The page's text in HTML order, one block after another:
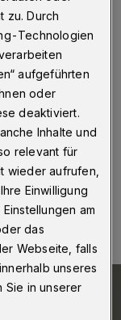
2022) ab 15
Tanztheater
„Senga
8) statt.
zu. Durch
Technologien
aufgeführten
oder
deaktiviert.
Inhalte und
relevant für
wieder aufrufen,
Einwilligung
am
das
Webseite, falls
unseres
Sie in unserer